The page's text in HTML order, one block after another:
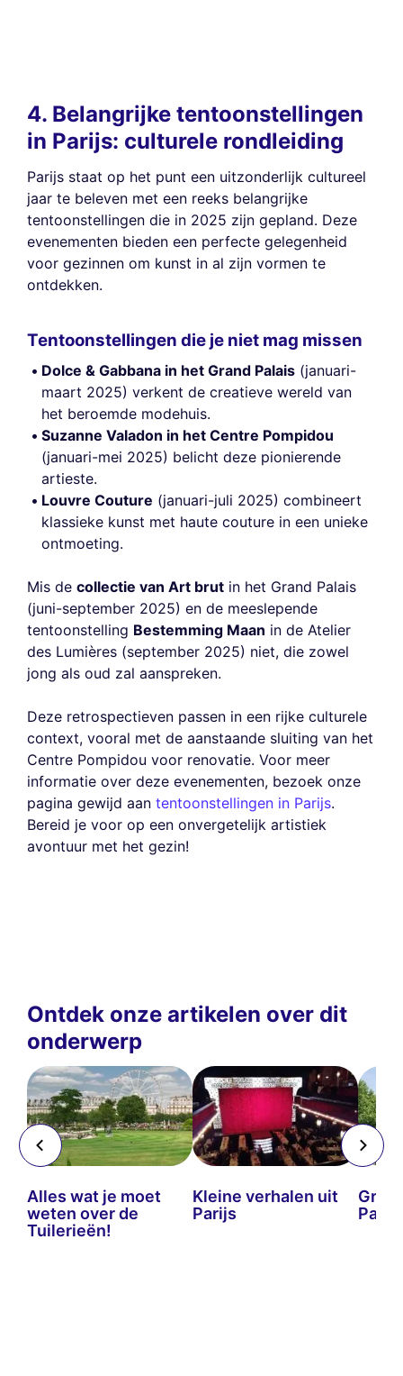
4. Belangrijke tentoonstellingen
in Parijs: culturele rondleiding
Parijs staat op het punt een uitzonderlijk cultureel
jaar te beleven met een reeks belangrijke
tentoonstellingen die in 2025 zijn gepland. Deze
evenementen bieden een perfecte gelegenheid
voor gezinnen om kunst in al zijn vormen te
ontdekken.
Tentoonstellingen die je niet mag missen
Dolce & Gabbana in het Grand Palais (januari-
maart 2025) verkent de creatieve wereld van
het beroemde modehuis.
Suzanne Valadon in het Centre Pompidou
(januari-mei 2025) belicht deze pionierende
artieste.
Louvre Couture (januari-juli 2025) combineert
klassieke kunst met haute couture in een unieke
ontmoeting.
Mis de collectie van Art brut in het Grand Palais
(juni-september 2025) en de meeslepende
tentoonstelling Bestemming Maan in de Atelier
des Lumières (september 2025) niet, die zowel
jong als oud zal aanspreken.
Deze retrospectieven passen in een rijke culturele
context, vooral met de aanstaande sluiting van het
Centre Pompidou voor renovatie. Voor meer
informatie over deze evenementen, bezoek onze
pagina gewijd aan tentoonstellingen in Parijs.
Bereid je voor op een onvergetelijk artistiek
avontuur met het gezin!
Ontdek onze artikelen over dit
onderwerp
Alles wat je moet
weten over de
Tuilerieën!
Kleine verhalen uit
Parijs
Parijs